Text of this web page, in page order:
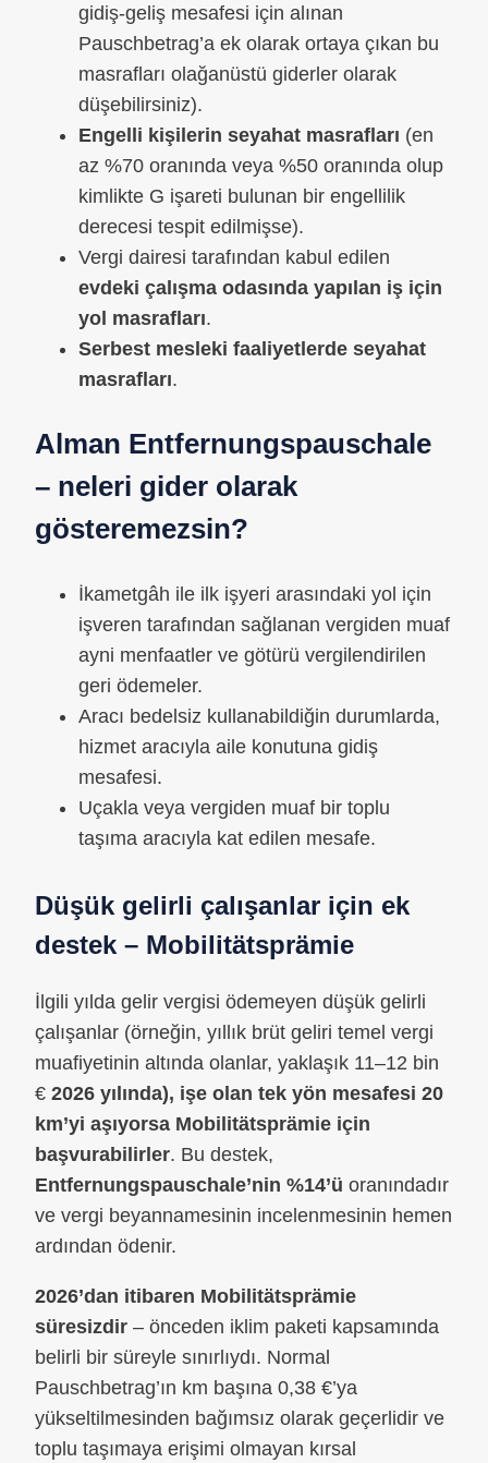
gidiş-geliş mesafesi için alınan
Pauschbetrag’a ek olarak ortaya çıkan bu
masrafları olağanüstü giderler olarak
düşebilirsiniz).
Engelli kişilerin seyahat masrafları (en
az %70 oranında veya %50 oranında olup
kimlikte G işareti bulunan bir engellilik
derecesi tespit edilmişse).
Vergi dairesi tarafından kabul edilen
evdeki çalışma odasında yapılan iş için
yol masrafları.
Serbest mesleki faaliyetlerde seyahat
masrafları.
Alman Entfernungspauschale
– neleri gider olarak
gösteremezsin?
İkametgâh ile ilk işyeri arasındaki yol için
işveren tarafından sağlanan vergiden muaf
ayni menfaatler ve götürü vergilendirilen
geri ödemeler.
Aracı bedelsiz kullanabildiğin durumlarda,
hizmet aracıyla aile konutuna gidiş
mesafesi.
Uçakla veya vergiden muaf bir toplu
taşıma aracıyla kat edilen mesafe.
Düşük gelirli çalışanlar için ek
destek – Mobilitätsprämie
İlgili yılda gelir vergisi ödemeyen düşük gelirli
çalışanlar (örneğin, yıllık brüt geliri temel vergi
muafiyetinin altında olanlar, yaklaşık 11–12 bin
€ 2026 yılında), işe olan tek yön mesafesi 20
km’yi aşıyorsa Mobilitätsprämie için
başvurabilirler. Bu destek,
Entfernungspauschale’nin %14’ü oranındadır
ve vergi beyannamesinin incelenmesinin hemen
ardından ödenir.
2026’dan itibaren Mobilitätsprämie
süresizdir – önceden iklim paketi kapsamında
belirli bir süreyle sınırlıydı. Normal
Pauschbetrag’ın km başına 0,38 €’ya
yükseltilmesinden bağımsız olarak geçerlidir ve
toplu taşımaya erişimi olmayan kırsal